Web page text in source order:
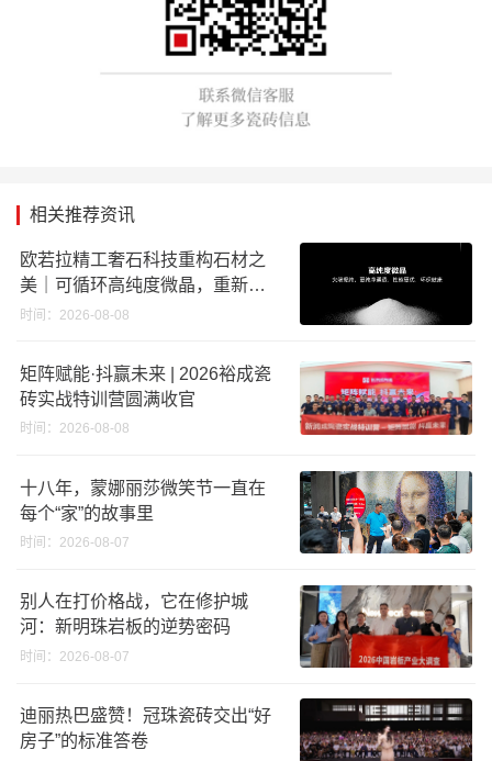
相关推荐资讯
欧若拉精工奢石科技重构石材之
美｜可循环高纯度微晶，重新定
义高端奢石原料
时间：2026-08-08
矩阵赋能·抖赢未来 | 2026裕成瓷
砖实战特训营圆满收官
时间：2026-08-08
十八年，蒙娜丽莎微笑节一直在
每个“家”的故事里
时间：2026-08-07
别人在打价格战，它在修护城
河：新明珠岩板的逆势密码
时间：2026-08-07
迪丽热巴盛赞！冠珠瓷砖交出“好
房子”的标准答卷